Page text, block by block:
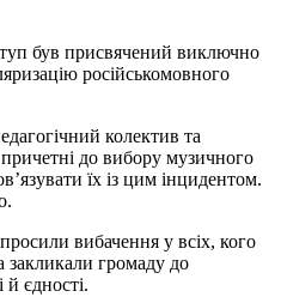
був присвячений виключно
російськомовного
колектив та
причетні до вибору музичного
їх із цим інцидентом.
вибачення у всіх, кого
закликали громаду до
й єдності.